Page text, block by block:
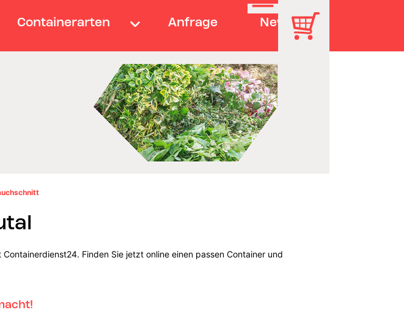
Containerarten Anfrage News
Finden Sie jetzt online einen passen Container und